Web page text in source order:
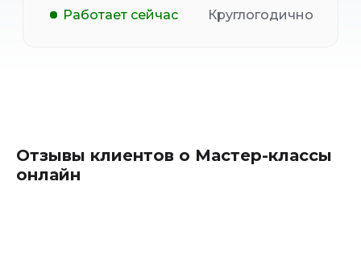
Работает сейчас
Круглогодично
Отзывы клиентов о Мастер-классы
онлайн